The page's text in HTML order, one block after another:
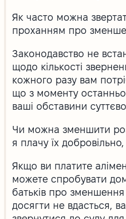
Як часто можна
проханням про
Законодавство не
щодо кількості
кожного разу вам
що з моменту
ваші обставини
Чи можна зменшити
я плачу їх
Якщо ви платите
можете спробувати
батьків про
досягти не вдасться,